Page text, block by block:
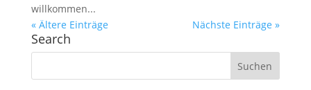
willkommen...
« Ältere Einträge
Nächste Einträge »
Search